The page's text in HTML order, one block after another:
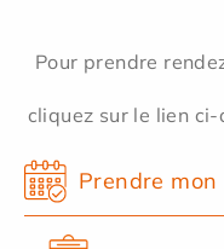
Pour prendre
cliquez sur le lien
Prendre